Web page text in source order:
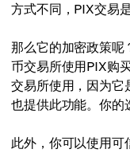
方式不同，PIX交易
那么它的加密政策呢
币交易所使用PIX购
交易所使用，因为它
也提供此功能。你的
此外，你可以使用可